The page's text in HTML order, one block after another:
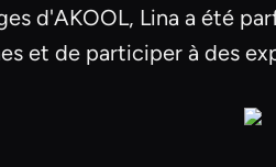
d'AKOOL, Lina a été
et de participer à des